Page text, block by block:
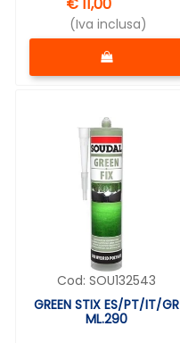
(Iva inclusa)
Quantità
Cod: SOU132543
GREEN STIX ES/PT/IT/GR
ML.290